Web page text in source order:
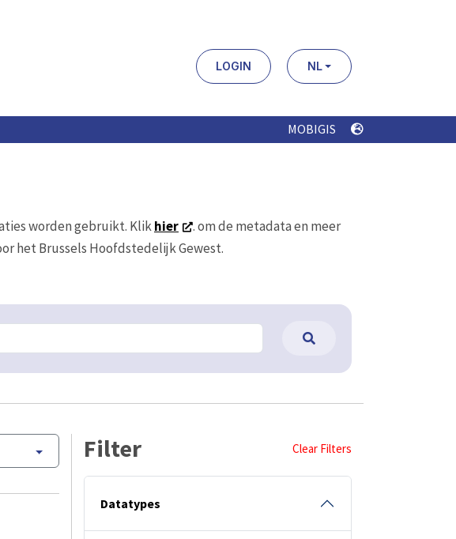
LOGIN NL
MOBIGIS
worden gebruikt. Klikhier
. om de metadata en meer
het Brussels Hoofdstedelijk Gewest.
Filter Clear Filters
Datatypes